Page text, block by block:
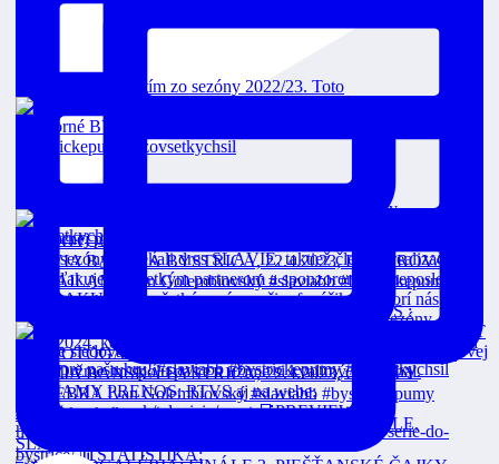
Toto je strieborný tím zo sezóny 2022/23. Toto
FINÁLE 3 Dnes o 18:00 v priamom prenose na RTVS :
VEOLIA POZÁPASOVÉ ROZHOVORY: 2. FINÁLE,
SLÁVIA